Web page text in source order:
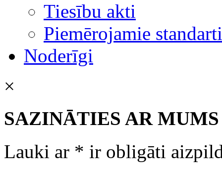
Tiesību akti
Piemērojamie standarti
Noderīgi
×
SAZINĀTIES AR MUMS
Lauki ar * ir obligāti